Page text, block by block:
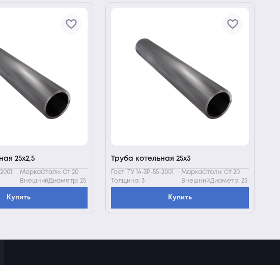
25х2,5
МаркаСтали: Ст 20
ВнешнийДиаметр: 25
Купить
Труба котельная 25х3
Гост: ТУ 14-3Р-55-2001
МаркаСтали: Ст 20
Толщина: 3
ВнешнийДиаметр: 25
Купить